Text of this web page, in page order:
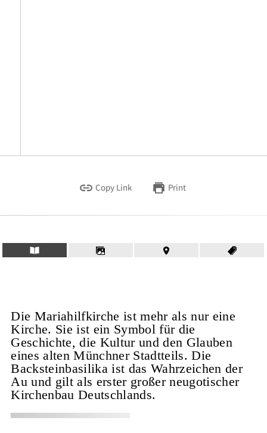
Copy Link Print
Die Mariahilfkirche ist mehr als nur eine
Kirche. Sie ist ein Symbol für die
Geschichte, die Kultur und den Glauben
eines alten Münchner Stadtteils. Die
Backsteinbasilika ist das Wahrzeichen der
Au und gilt als erster großer neugotischer
Kirchenbau Deutschlands.